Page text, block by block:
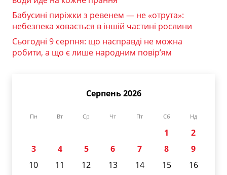
Бабусині пиріжки з ревенем — не «отрута»:
небезпека ховається в іншій частині рослини
Сьогодні 9 серпня: що насправді не можна
робити, а що є лише народним повір’ям
Серпень 2026
Пн Вт Ср Чт Пт Сб Нд
1
2
3
4 5 6 7 8
9
10
11 12 13 14 15
16